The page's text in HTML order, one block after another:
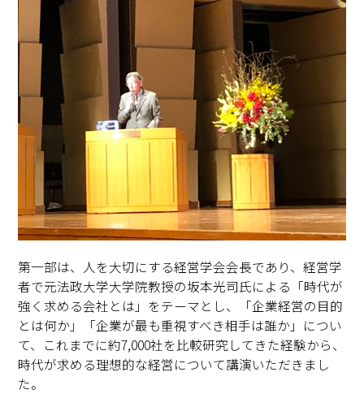
第一部は、人を大切にする経営学会会長であり、経営学
者で元法政大学大学院教授の坂本光司氏による「時代が
強く求める会社とは」をテーマとし、「企業経営の目的
とは何か」「企業が最も重視すべき相手は誰か」につい
て、これまでに約7,000社を比較研究してきた経験から、
時代が求める理想的な経営について講演いただきまし
た。